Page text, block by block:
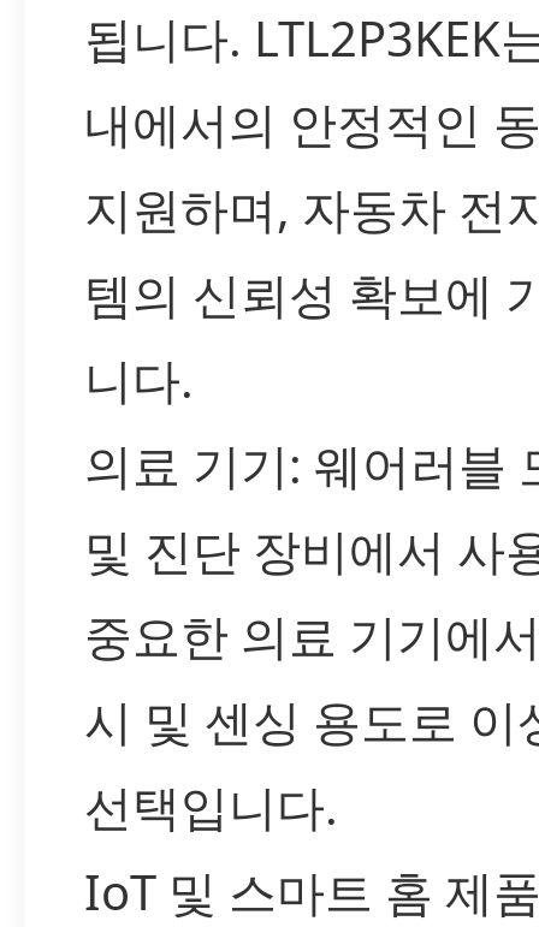
됩니다. LTL2P3KEK
내에서의 안정적인
지원하며, 자동차 전
템의 신뢰성 확보에
니다.
의료 기기: 웨어러블
및 진단 장비에서 사
중요한 의료 기기에
시 및 센싱 용도로 이
선택입니다.
IoT 및 스마트 홈 제